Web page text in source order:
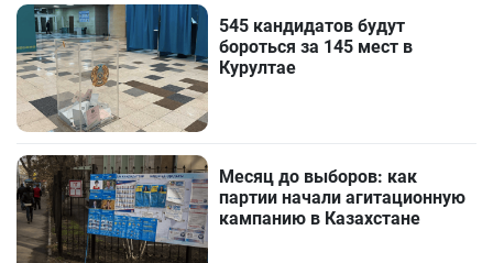
545 кандидатов будут
бороться за 145 мест в
Курултае
Месяц до выборов: как
партии начали агитационную
кампанию в Казахстане